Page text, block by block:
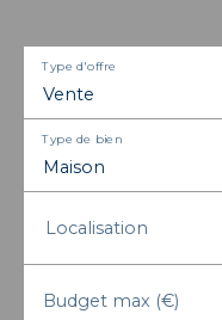
Vente
Type d'offre
Maison
Type de bien
Localisation
Budget max (€)